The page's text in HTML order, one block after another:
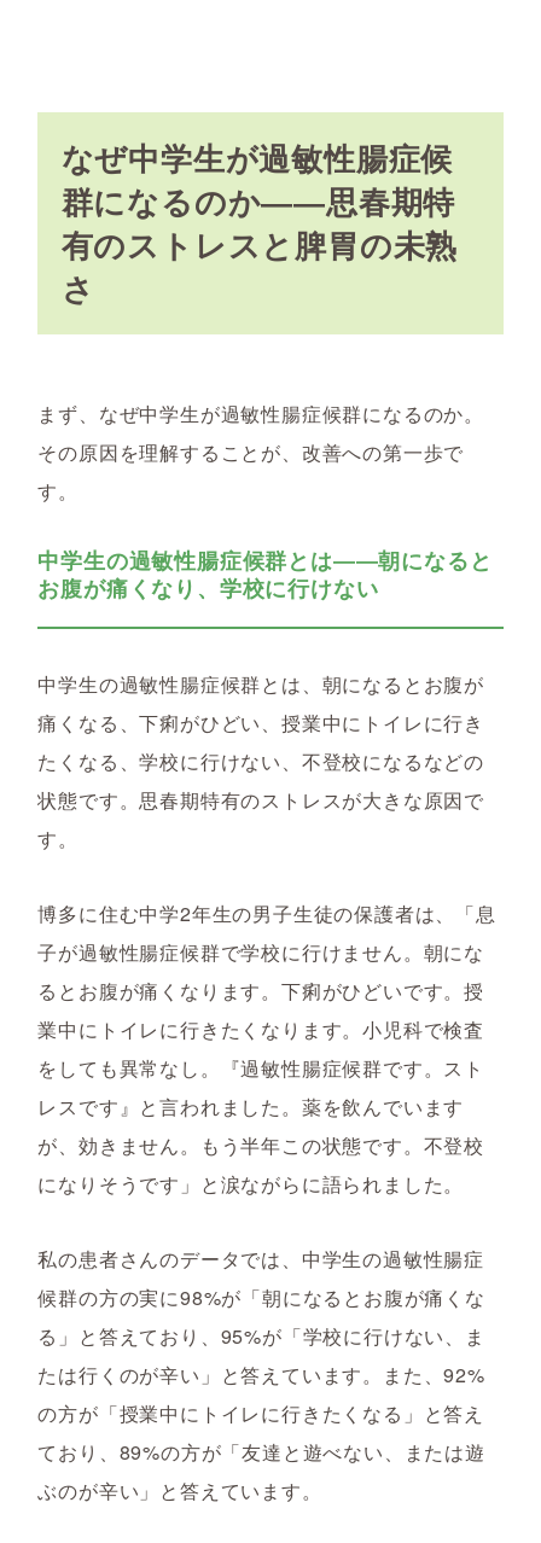
なぜ中学生が過敏性腸症候
群になるのか――思春期特
有のストレスと脾胃の未熟
さ
まず、なぜ中学生が過敏性腸症候群になるのか。
その原因を理解することが、改善への第一歩で
す。
中学生の過敏性腸症候群とは――朝になると
お腹が痛くなり、学校に行けない
中学生の過敏性腸症候群とは、朝になるとお腹が
痛くなる、下痢がひどい、授業中にトイレに行き
たくなる、学校に行けない、不登校になるなどの
状態です。思春期特有のストレスが大きな原因で
す。
博多に住む中学2年生の男子生徒の保護者は、「息
子が過敏性腸症候群で学校に行けません。朝にな
るとお腹が痛くなります。下痢がひどいです。授
業中にトイレに行きたくなります。小児科で検査
をしても異常なし。『過敏性腸症候群です。スト
レスです』と言われました。薬を飲んでいます
が、効きません。もう半年この状態です。不登校
になりそうです」と涙ながらに語られました。
私の患者さんのデータでは、中学生の過敏性腸症
候群の方の実に98%が「朝になるとお腹が痛くな
る」と答えており、95%が「学校に行けない、ま
たは行くのが辛い」と答えています。また、92%
の方が「授業中にトイレに行きたくなる」と答え
ており、89%の方が「友達と遊べない、または遊
ぶのが辛い」と答えています。